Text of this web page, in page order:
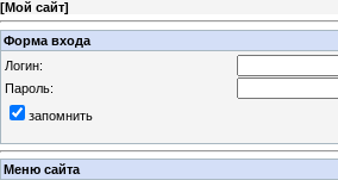
[Мой сайт]
Форма входа
Логин:
Пароль:
запомнить
Меню сайта